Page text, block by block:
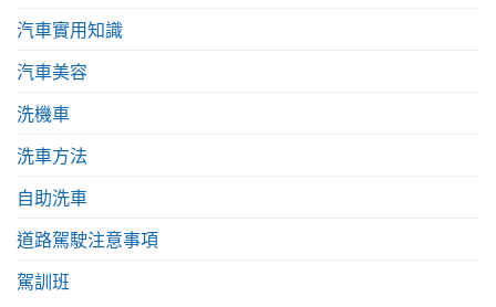
汽車實用知識
汽車美容
洗機車
洗車方法
自助洗車
道路駕駛注意事項
駕訓班